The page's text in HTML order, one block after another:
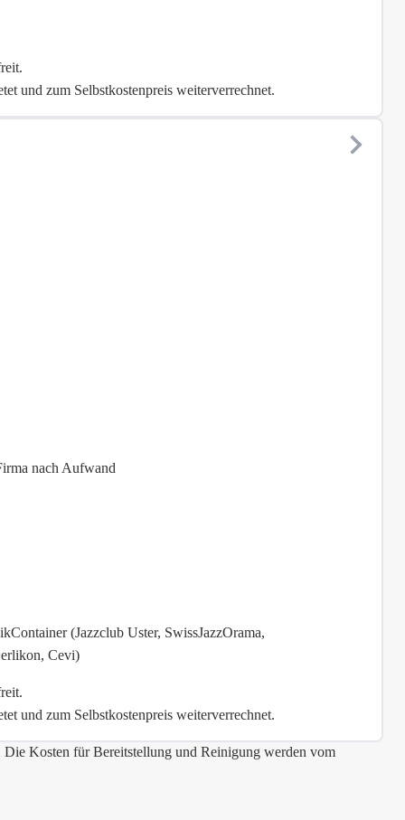
und zum Selbstkostenpreis weiterverrechnet.
nach Aufwand
(Jazzclub Uster, SwissJazzOrama,
Cevi)
und zum Selbstkostenpreis weiterverrechnet.
Kosten für Bereitstellung und Reinigung werden vom